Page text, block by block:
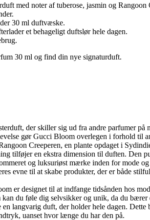
med noter af tuberose, jasmin og Rangoon
30 ml duftvæske.
et behageligt duftslør hele dagen.
30 ml og find din nye signaturduft.
der skiller sig ud fra andre parfumer
gør Gucci Bloom overlegen i forhold til
Creeperen, en plante opdaget i
tilføjer en ekstra dimension til duften.
og luksuriøst mærke inden for mode
evne til at skabe produkter, der er både
er designet til at indfange tidsånden hos
du føle dig selvsikker og unik, da du bærer
langvarig duft, der holder hele dagen.
uanset hvor længe du har den på.